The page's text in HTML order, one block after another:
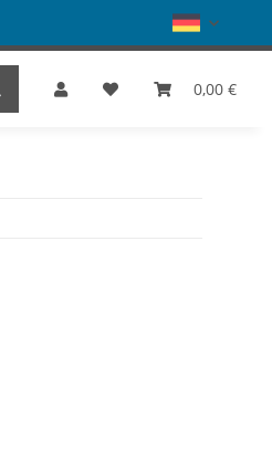
0,00 €
SALE Marke